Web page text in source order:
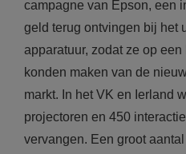
campagne van Epson, een
geld terug ontvingen bij het
apparatuur, zodat ze op
konden maken van de
markt. In het VK en Ierland
projectoren en 450
vervangen. Een groot